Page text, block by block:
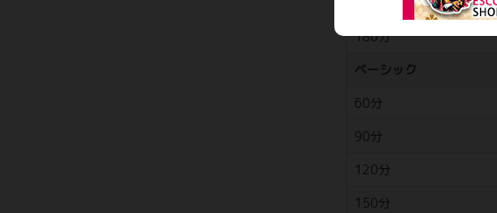
180分
ベーシック
60分
90分
120分
150分